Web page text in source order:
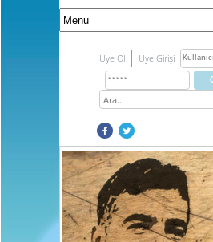
Üye Ol Üye Girişi